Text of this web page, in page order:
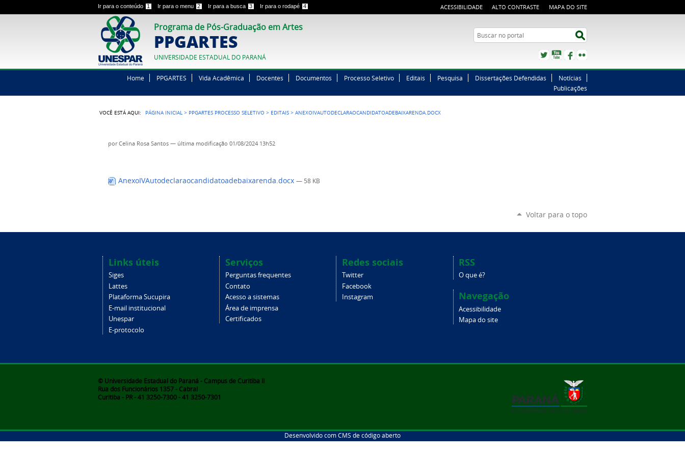
Ir para o conteúdo 1 Ir para o menu 2 Ir para a busca 3 Ir para o rodapé 4 ACESSIBILIDADE ALTO CONTRASTE MAPA DO SITE
Programa de Pós-Graduação em Artes
PPGARTES
UNIVERSIDADE ESTADUAL DO PARANÁ
Buscar no portal
TwitterYouTubeFacebook
Home PPGARTES Vida Acadêmica Docentes Documentos Processo Seletivo Editais Pesquisa Dissertações Defendidas
Notícias
Publicações
VOCÊ ESTÁ AQUI: PÁGINA INICIAL > PPGARTES PROCESSO SELETIVO > EDITAIS >ANEXOIVAUTODECLARAOCANDIDATOADEBAIXARENDA.DOCX
porCelina Rosa Santos— última modificação 01/08/2024 13h52
AnexoIVAutodeclaraocandidatoadebaixarenda.docx — 58 KB
Voltar para o topo
Links úteis
Siges
Lattes
Plataforma Sucupira
E-mail institucional
Unespar
E-protocolo
Serviços
Perguntas frequentes
Contato
Acesso a sistemas
Área de imprensa
Certificados
Redes sociais
Twitter
Facebook
Instagram
RSS
O que é?
Navegação
Acessibilidade
Mapa do site
© Universidade Estadual do Paraná - Campus de Curitiba II
Rua dos Funcionários 1357 - Cabral
Curitiba - PR - 41 3250-7300 - 41 3250-7301
Desenvolvido com CMS de código aberto